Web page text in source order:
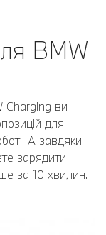
BMW
ви
для
А завдяки
зарядити
за 10 хвилин.